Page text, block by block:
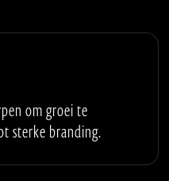
om groei te
sterke branding.